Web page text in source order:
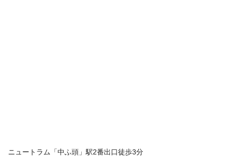
ニュートラム「中ふ頭」駅2番出口徒歩3分